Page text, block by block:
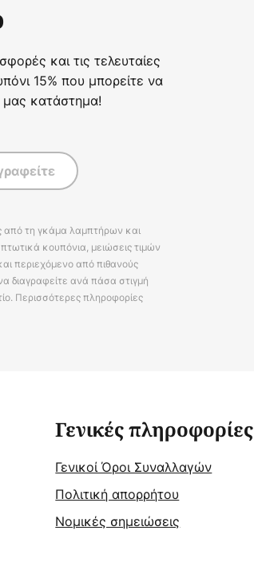
και τις τελευταίες
15% που μπορείτε να
κατάστημα!
από τη γκάμα λαμπτήρων και
κουπόνια, μειώσεις τιμών
περιεχόμενο από πιθανούς
διαγραφείτε ανά πάσα στιγμή
Περισσότερες πληροφορίες
Γενικές πληροφορίες
Γενικοί Όροι Συναλλαγών
Πολιτική απορρήτου
Νομικές σημειώσεις